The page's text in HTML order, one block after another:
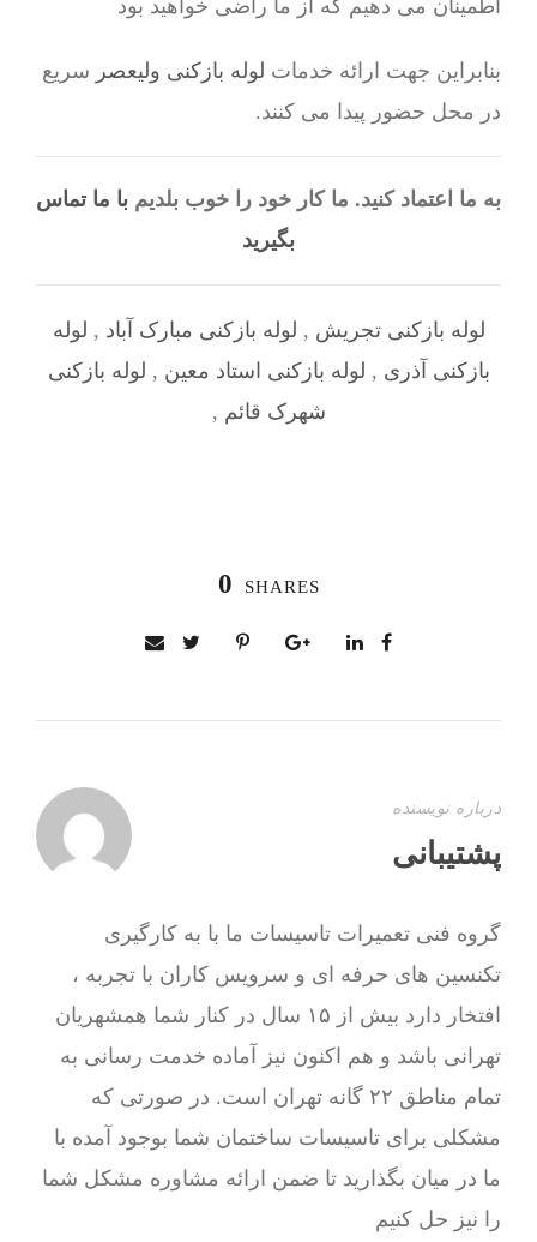
اطمینان می دهیم که از ما راضی خواهید بود
بنابراین جهت ارائه خدمات لوله بازکنی ولیعصر سریع
در محل حضور پیدا می کنند.
به ما اعتماد کنید. ما کار خود را خوب بلدیم با ما تماس
بگیرید
لوله بازکنی تجریش , لوله بازکنی مبارک آباد , لوله
بازکنی آذری , لوله بازکنی استاد معین , لوله بازکنی
شهرک قائم ,
0 SHARES
درباره نویسنده
پشتیبانی
گروه فنی تعمیرات تاسیسات ما با به‌ کارگیری
تکنسین های حرفه ای و سرویس کاران با تجربه ،
افتخار دارد بیش از ۱۵ سال در کنار شما همشهریان
تهرانی باشد و هم اکنون نیز آماده خدمت رسانی به
تمام مناطق ۲۲ گانه تهران است. در صورتی که
مشکلی برای تاسیسات ساختمان شما بوجود آمده با
ما در میان بگذارید تا ضمن ارائه مشاوره مشکل شما
را نیز حل کنیم